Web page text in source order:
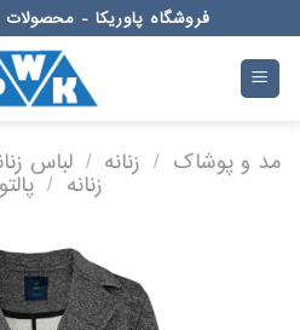
to
content
فروشگاه پاوریکا -
مد و پوشاک / زنانه / لباس
زنانه /